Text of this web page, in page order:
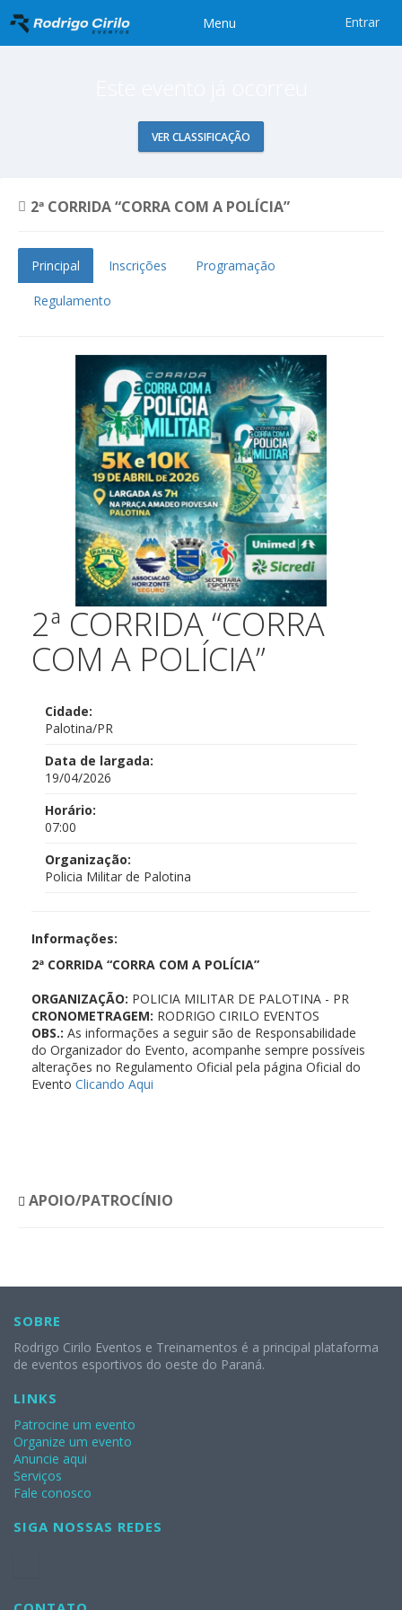
Menu Entrar
VER CLASSIFICAÇÃO
2ª CORRIDA “CORRA COM A POLÍCIA”
Principal Inscrições Programação
Regulamento
2ª CORRIDA “CORRA
COM A POLÍCIA”
Cidade:
Palotina/PR
Data de largada:
19/04/2026
Horário:
07:00
Organização:
Policia Militar de Palotina
Informações:
2ª CORRIDA “CORRA COM A POLÍCIA”
ORGANIZAÇÃO: POLICIA MILITAR DE PALOTINA - PR
CRONOMETRAGEM: RODRIGO CIRILO EVENTOS
OBS.: As informações a seguir são de Responsabilidade
do Organizador do Evento, acompanhe sempre possíveis
alterações no Regulamento Oficial pela página Oficial do
Evento Clicando Aqui
APOIO/PATROCÍNIO
SOBRE
Rodrigo Cirilo Eventos e Treinamentos é a principal plataforma
de eventos esportivos do oeste do Paraná.
LINKS
Patrocine um evento
Organize um evento
Anuncie aqui
Serviços
Fale conosco
SIGA NOSSAS REDES